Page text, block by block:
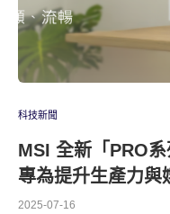
科技新聞
MSI 全新「PRO
專為提升生產力與
2025-07-16